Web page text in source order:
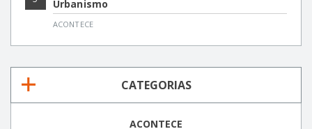
Urbanismo
ACONTECE
CATEGORIAS
ACONTECE